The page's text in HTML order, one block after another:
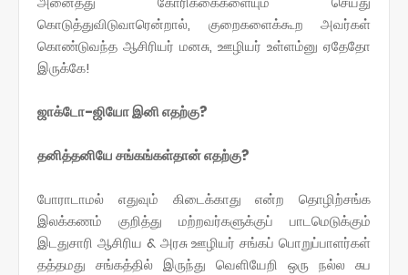
கொடுத்துவிடுவாரென்றால், குறைகளைக்கூற அவர்கள்
கொண்டுவந்த ஆசிரியர் மனசு, ஊழியர் உள்ளம்னு ஏதேதோ
இருக்கே!
ஜாக்டோ-ஜியோ இனி எதற்கு?
தனித்தனியே சங்கங்கள்தான் எதற்கு?
போராடாமல் எதுவும் கிடைக்காது என்ற தொழிற்சங்க
இலக்கணம் குறித்து மற்றவர்களுக்குப் பாடமெடுக்கும்
இடதுசாரி ஆசிரிய & அரசு ஊழியர் சங்கப் பொறுப்பாளர்கள்
தத்தமது சங்கத்தில் இருந்து வெளியேறி ஒரு நல்ல சுப